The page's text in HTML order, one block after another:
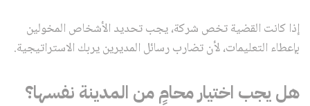
إذا كانت القضية تخص شركة، يجب تحديد الأشخاص المخولين
بإعطاء التعليمات، لأن تضارب رسائل المديرين يربك الاستراتيجية.
هل يجب اختيار محامٍ من المدينة نفسها؟